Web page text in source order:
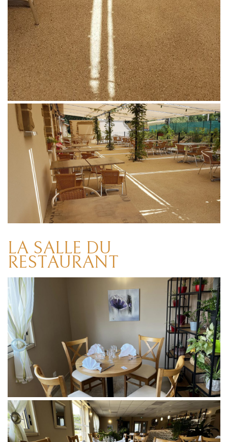
LA SALLE DU
RESTAURANT